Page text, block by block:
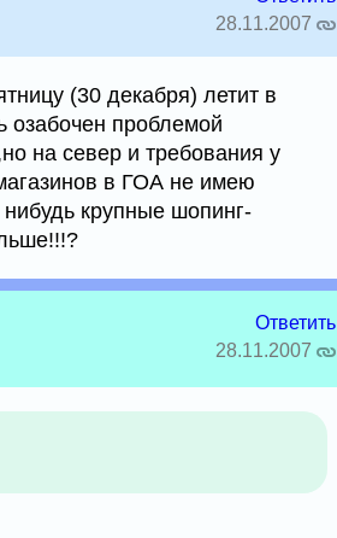
28.11.2007
(30 декабря) летит в
озабочен проблемой
на север и требования у
в ГОА не имею
крупные шопинг-
Ответить
28.11.2007